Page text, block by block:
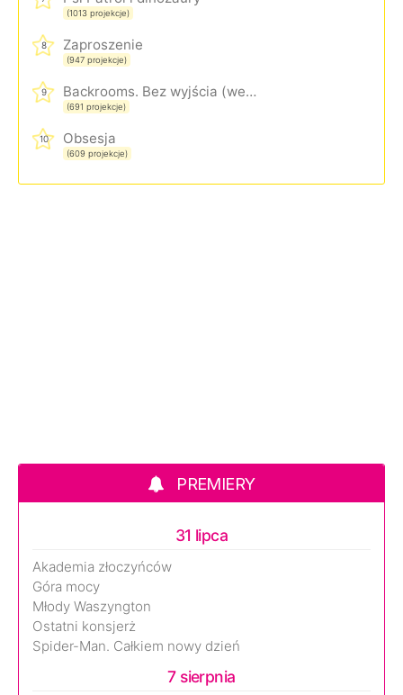
(1013 projekcje)
8 Zaproszenie
(947 projekcje)
9 Backrooms. Bez wyjścia (wersja rozszerzona)
(691 projekcje)
10 Obsesja
(609 projekcje)
PREMIERY
31 lipca
Akademia złoczyńców
Góra mocy
Młody Waszyngton
Ostatni konsjerż
Spider-Man. Całkiem nowy dzień
7 sierpnia